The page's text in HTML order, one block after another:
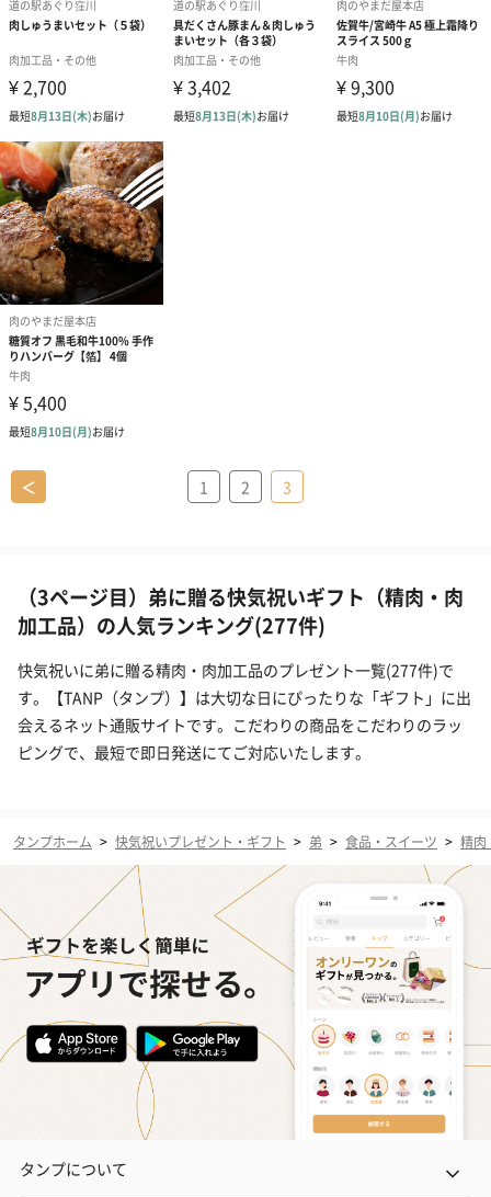
＜ 1 2 3
（3ページ目）弟に贈る快気祝いギフト（精肉・肉
加工品）の人気ランキング(277件)
快気祝いに弟に贈る精肉・肉加工品のプレゼント一覧(277件)で
す。【TANP（タンプ）】は大切な日にぴったりな「ギフト」に出
会えるネット通販サイトです。こだわりの商品をこだわりのラッ
ピングで、最短で即日発送にてご対応いたします。
タンプホーム > 快気祝いプレゼント・ギフト > 弟 > 食品・スイーツ > 精肉
タンプについて